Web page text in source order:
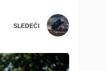
SLEDEĆI